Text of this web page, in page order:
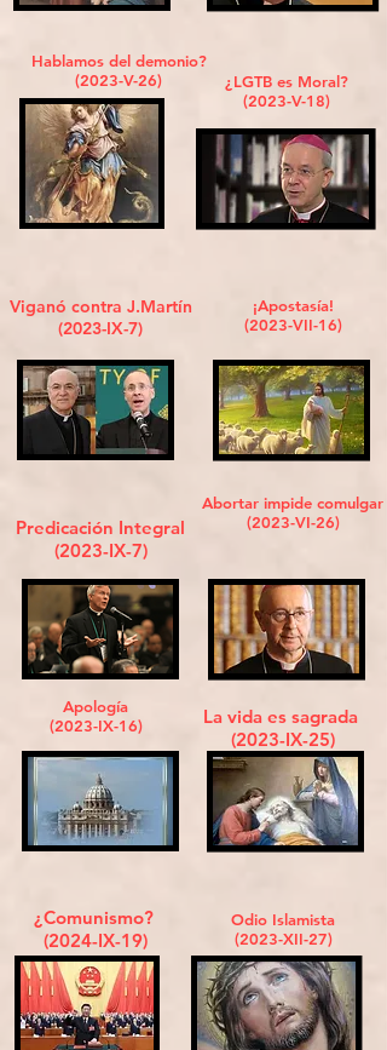
¿LGTB es Moral?
(2023-V-18)
Hablamos del demonio?
(2023-V-26)
¡Apostasía!
(2023-VII-16)
Viganó contra J.Martín
(2023-IX-7)
Predicación Integral
(2023-IX-7)
Abortar impide comulgar
(2023-VI-26)
La vida es sagrada
(2023-IX-25)
Apología
(2023-IX-16)
¿Comunismo?
(2024-IX-19)
Odio Islamista
(2023-XII-27)